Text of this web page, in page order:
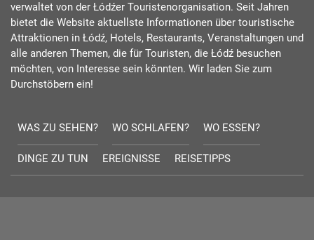
verwaltet von der Łódźer Touristenorganisation. Seit Jahren
bietet die Website aktuellste Informationen über touristische
Attraktionen in Łódź, Hotels, Restaurants, Veranstaltungen und
alle anderen Themen, die für Touristen, die Łódź besuchen
möchten, von Interesse sein könnten. Wir laden Sie zum
Durchstöbern ein!
WAS ZU SEHEN? WO SCHLAFEN? WO ESSEN?
DINGE ZU TUN EREIGNISSE REISETIPPS